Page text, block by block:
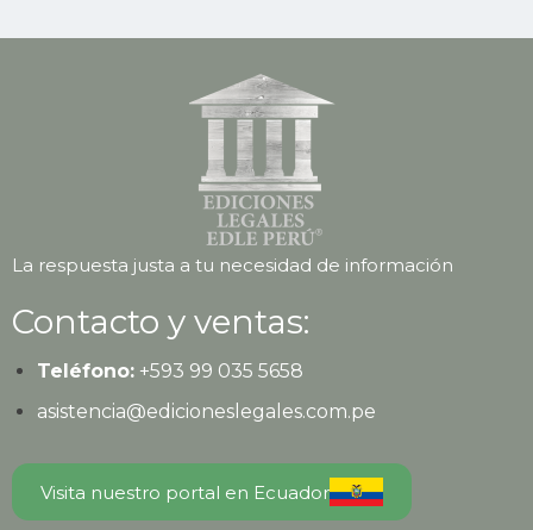
La respuesta justa a tu necesidad de información
Contacto y ventas:
Teléfono:+593 99 035 5658
asistencia@edicioneslegales.com.pe
Visita nuestro portal en Ecuador